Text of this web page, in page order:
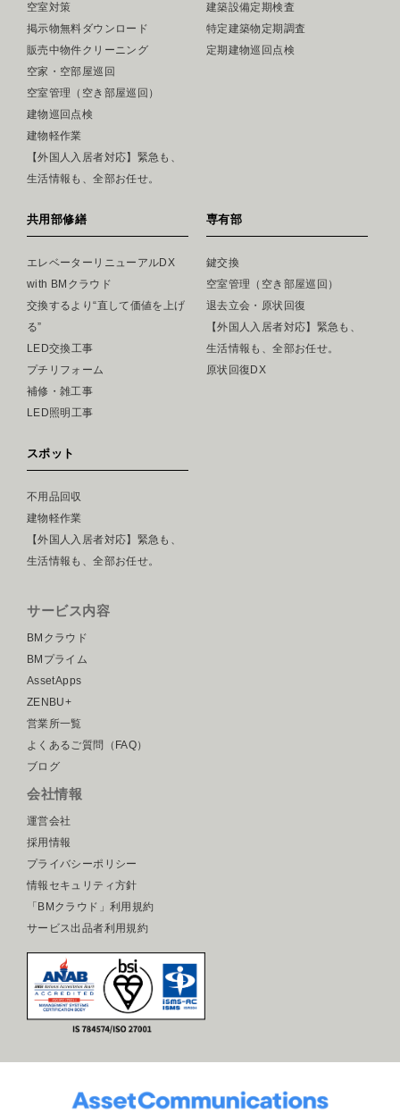
空室対策
掲示物無料ダウンロード
販売中物件クリーニング
空家・空部屋巡回
空室管理（空き部屋巡回）
建物巡回点検
建物軽作業
【外国人入居者対応】緊急も、
生活情報も、全部お任せ。
建築設備定期検査
特定建築物定期調査
定期建物巡回点検
共用部修繕
エレベーターリニューアルDX
with BMクラウド
交換するより“直して価値を上げ
る”
LED交換工事
プチリフォーム
補修・雑工事
LED照明工事
専有部
鍵交換
空室管理（空き部屋巡回）
退去立会・原状回復
【外国人入居者対応】緊急も、
生活情報も、全部お任せ。
原状回復DX
スポット
不用品回収
建物軽作業
【外国人入居者対応】緊急も、
生活情報も、全部お任せ。
サービス内容
BMクラウド
BMプライム
AssetApps
ZENBU+
営業所一覧
よくあるご質問（FAQ）
ブログ
会社情報
運営会社
採用情報
プライバシーポリシー
情報セキュリティ方針
「BMクラウド」利用規約
サービス出品者利用規約